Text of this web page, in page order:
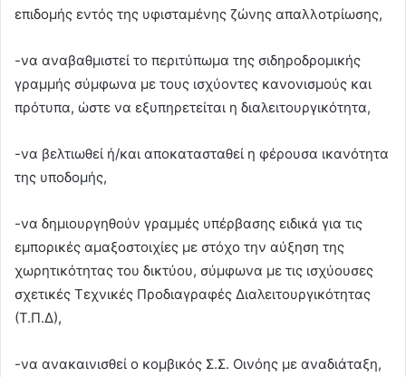
επιδομής εντός της υφισταμένης ζώνης απαλλοτρίωσης,
-να αναβαθμιστεί το περιτύπωμα της σιδηροδρομικής
γραμμής σύμφωνα με τους ισχύοντες κανονισμούς και
πρότυπα, ώστε να εξυπηρετείται η διαλειτουργικότητα,
-να βελτιωθεί ή/και αποκατασταθεί η φέρουσα ικανότητα
της υποδομής,
-να δημιουργηθούν γραμμές υπέρβασης ειδικά για τις
εμπορικές αμαξοστοιχίες με στόχο την αύξηση της
χωρητικότητας του δικτύου, σύμφωνα με τις ισχύουσες
σχετικές Τεχνικές Προδιαγραφές Διαλειτουργικότητας
(Τ.Π.Δ),
-να ανακαινισθεί ο κομβικός Σ.Σ. Οινόης με αναδιάταξη,